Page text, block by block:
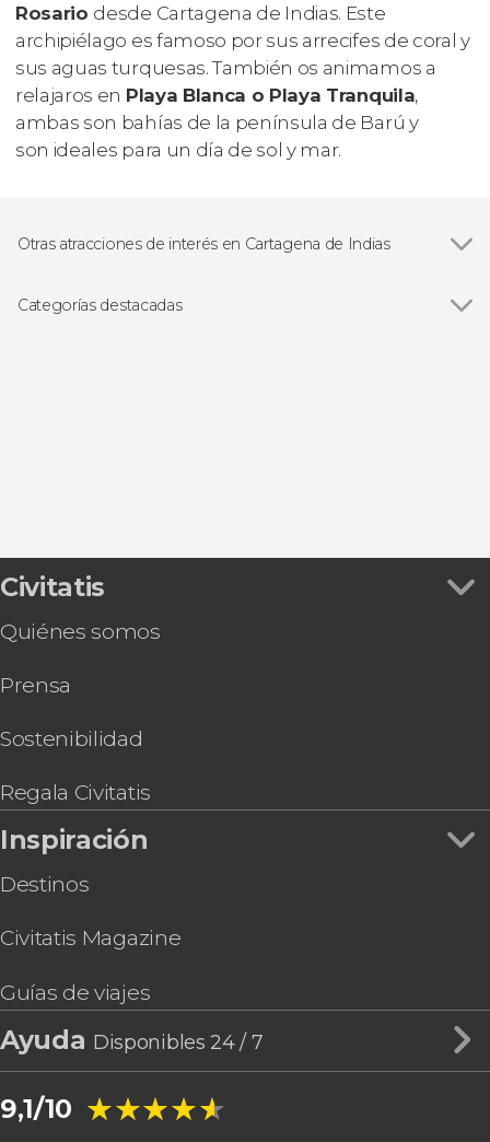
Rosario desde Cartagena de Indias. Este
archipiélago es famoso por sus arrecifes de coral y
sus aguas turquesas. También os animamos a
relajaros en Playa Blanca o Playa Tranquila,
ambas son bahías de la península de Barú y
son ideales para un día de sol y mar.
Otras atracciones de interés en Cartagena de Indias
Castillo de San Felipe de Barajas
Categorías destacadas
Civitatis
Quiénes somos
Prensa
Sostenibilidad
Regala Civitatis
Inspiración
Destinos
Civitatis Magazine
Guías de viajes
Ayuda Disponibles 24 / 7
9,1/10 ★★★★★
★★★★★